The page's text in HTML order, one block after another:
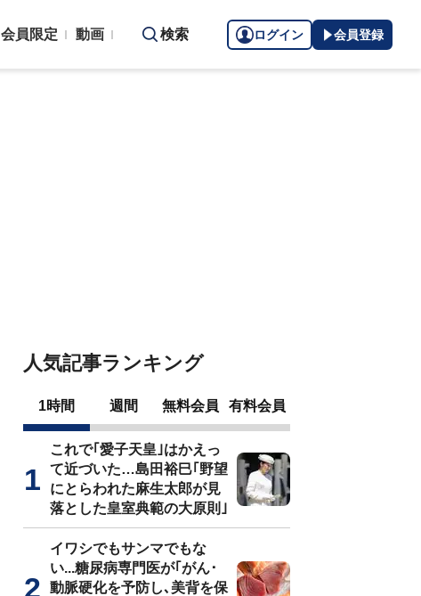
会員限定 動画 検索 ログイン 会員登録
人気記事ランキング
1時間 週間 無料会員 有料会員
これで｢愛子天皇｣はかえっ
て近づいた…島田裕巳｢野望
にとらわれた麻生太郎が見
落とした皇室典範の大原則｣
イワシでもサンマでもな
い...糖尿病専門医が｢がん･
動脈硬化を予防し､美背を保